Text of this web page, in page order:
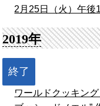
2月25日（火）午後
2019年
終了
ワールドクッキン